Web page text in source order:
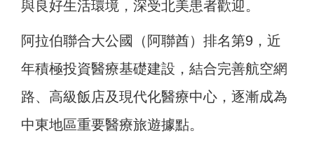
與良好生活環境，深受北美患者歡迎。
阿拉伯聯合大公國（阿聯酋）排名第9，近
年積極投資醫療基礎建設，結合完善航空網
路、高級飯店及現代化醫療中心，逐漸成為
中東地區重要醫療旅遊據點。